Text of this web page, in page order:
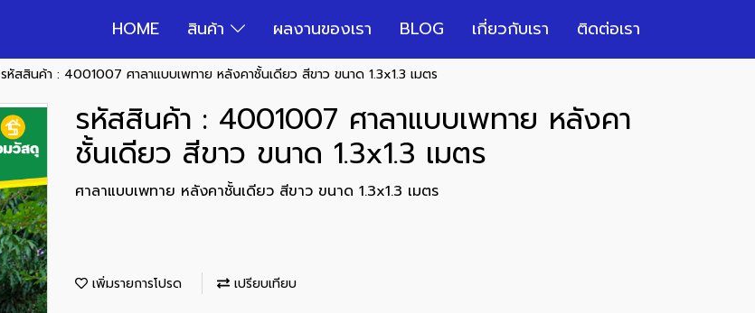
HOME สินค้า ผลงานของเรา BLOG เกี่ยวกับเรา ติดต่อเรา
รหัสสินค้า : 4001007 ศาลาแบบเพทาย หลังคาชั้นเดียว สีขาว ขนาด 1.3x1.3 เมตร
รหัสสินค้า : 4001007 ศาลาแบบเพทาย หลังคา
ชั้นเดียว สีขาว ขนาด 1.3x1.3 เมตร
ศาลาแบบเพทาย หลังคาชั้นเดียว สีขาว ขนาด 1.3x1.3 เมตร
เพิ่มรายการโปรด เปรียบเทียบ